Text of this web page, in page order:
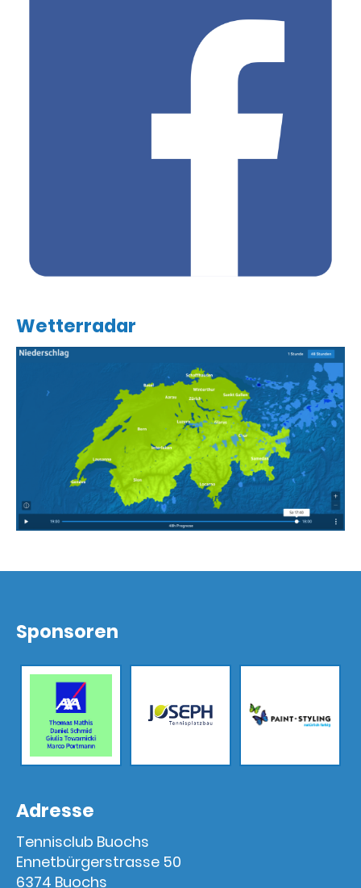
Wetterradar
Sponsoren
Adresse
Tennisclub Buochs
Ennetbürgerstrasse 50
6374 Buochs